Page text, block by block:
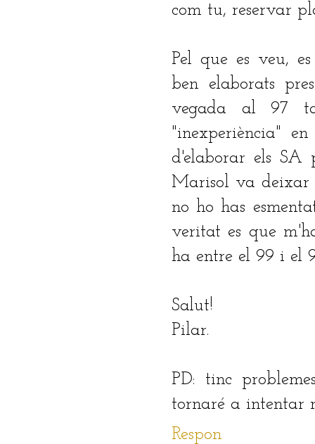
com tu, reservar
Pel que es veu,
ben elaborats
vegada al 97
"inexperiència"
d'elaborar els SA
Marisol va deixar
no ho has
veritat es que
ha entre el 99 i el
Salut!
Pilar.
PD: tinc
tornaré a intentar
Respon